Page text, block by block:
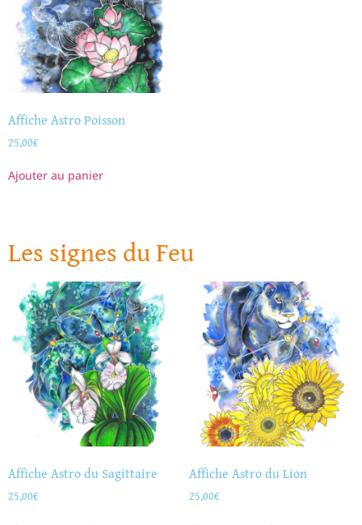
Affiche Astro Poisson
25,00€
Ajouter au panier
Les signes du Feu
Affiche Astro du Sagittaire
25,00€
Affiche Astro du Lion
25,00€